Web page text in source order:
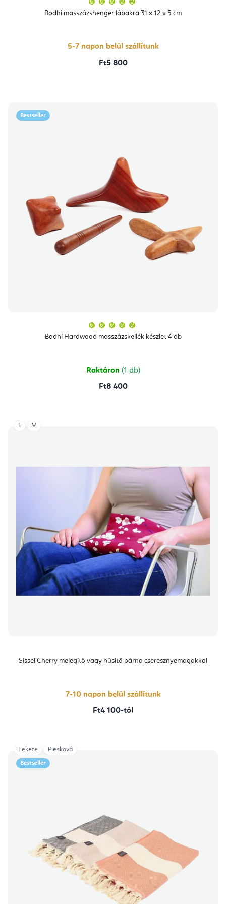
Bodhi masszázshenger lábakra 31 x 12 x 5 cm
átlagos
értékelése
csillag.
5-7 napon belül szállítunk
Ft5 800
Bestseller
Bodhi Hardwood masszázskellék készlet 4 db
átlagos
értékelése
csillag.
Raktáron (1 db)
Ft8 400
Sissel Cherry melegítő vagy hűsítő párna cseresznyemagokkal
7-10 napon belül szállítunk
Ft4 100-tól
L M
Bestseller
Fekete Piesková